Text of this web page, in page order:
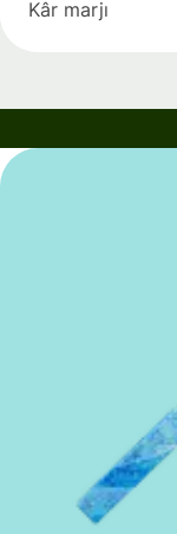
Kâr marjı